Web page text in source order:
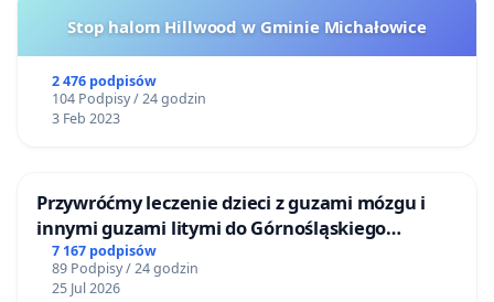
Stop halom Hillwood w Gminie Michałowice
2 476 podpisów
104 Podpisy / 24 godzin
3 Feb 2023
Przywróćmy leczenie dzieci z guzami mózgu i
innymi guzami litymi do Górnośląskiego
Centrum Zdrowia Dziecka w Katowicach
7 167 podpisów
89 Podpisy / 24 godzin
25 Jul 2026